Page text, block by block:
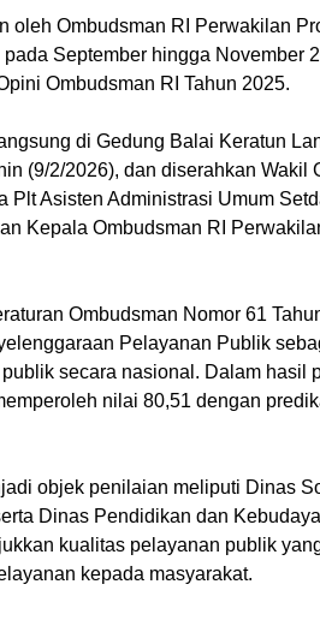
oleh Ombudsman RI Perwakilan
September hingga November
Ombudsman RI Tahun 2025.
di Gedung Balai Keratun
(9/2/2026), dan diserahkan Wakil
Plt Asisten Administrasi Umum
Kepala Ombudsman RI
Ombudsman Nomor 61
Pelayanan Publik
secara nasional. Dalam hasil
nilai 80,51 dengan
objek penilaian meliputi Dinas
Dinas Pendidikan dan
kualitas pelayanan publik
kepada masyarakat.